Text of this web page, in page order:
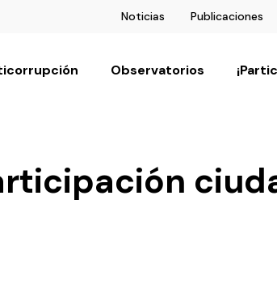
Noticias Publicaciones
Observatorios